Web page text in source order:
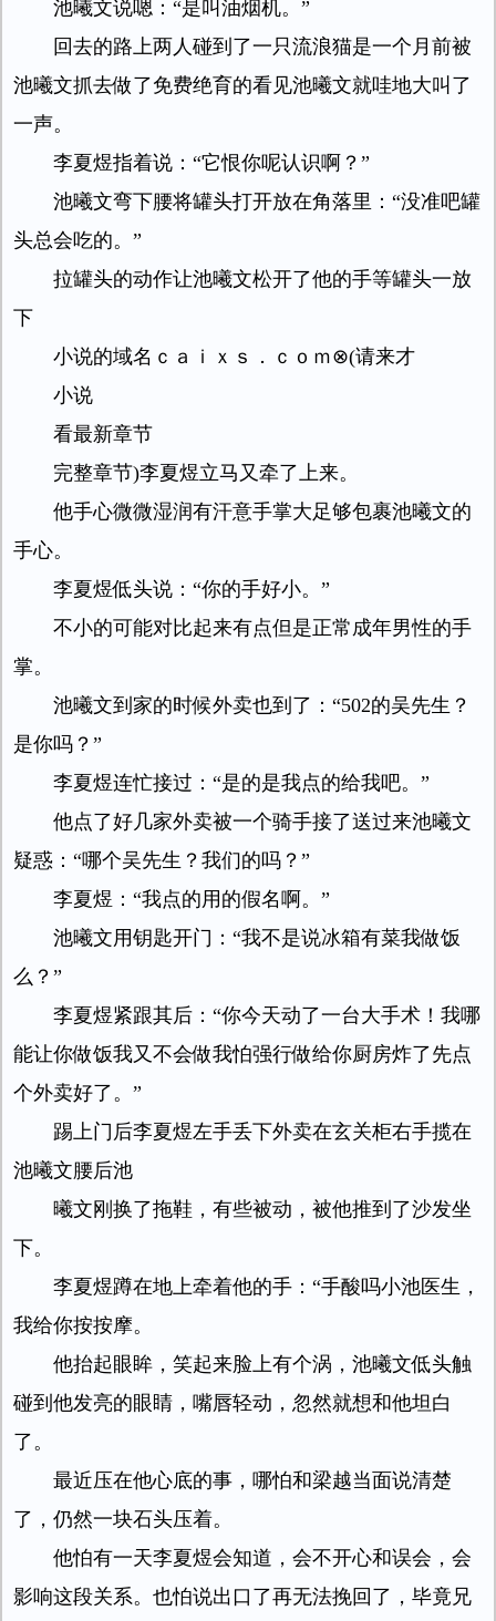
池曦文说嗯：“是叫油烟机。”
回去的路上两人碰到了一只流浪猫是一个月前被
池曦文抓去做了免费绝育的看见池曦文就哇地大叫了
一声。
李夏煜指着说：“它恨你呢认识啊？”
池曦文弯下腰将罐头打开放在角落里：“没准吧罐
头总会吃的。”
拉罐头的动作让池曦文松开了他的手等罐头一放
下
小说的域名ｃａｉｘｓ．ｃｏｍ⊗(请来才
小说
看最新章节
完整章节)李夏煜立马又牵了上来。
他手心微微湿润有汗意手掌大足够包裹池曦文的
手心。
李夏煜低头说：“你的手好小。”
不小的可能对比起来有点但是正常成年男性的手
掌。
池曦文到家的时候外卖也到了：“502的吴先生？
是你吗？”
李夏煜连忙接过：“是的是我点的给我吧。”
他点了好几家外卖被一个骑手接了送过来池曦文
疑惑：“哪个吴先生？我们的吗？”
李夏煜：“我点的用的假名啊。”
池曦文用钥匙开门：“我不是说冰箱有菜我做饭
么？”
李夏煜紧跟其后：“你今天动了一台大手术！我哪
能让你做饭我又不会做我怕强行做给你厨房炸了先点
个外卖好了。”
踢上门后李夏煜左手丢下外卖在玄关柜右手揽在
池曦文腰后池
曦文刚换了拖鞋，有些被动，被他推到了沙发坐
下。
李夏煜蹲在地上牵着他的手：“手酸吗小池医生，
我给你按按摩。
他抬起眼眸，笑起来脸上有个涡，池曦文低头触
碰到他发亮的眼睛，嘴唇轻动，忽然就想和他坦白
了。
最近压在他心底的事，哪怕和梁越当面说清楚
了，仍然一块石头压着。
他怕有一天李夏煜会知道，会不开心和误会，会
影响这段关系。也怕说出口了再无法挽回了，毕竟兄